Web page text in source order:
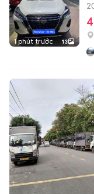
1 phút trước 13